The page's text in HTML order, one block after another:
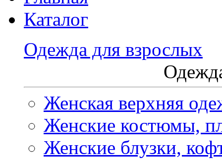
Каталог
Одежда для взрослых
Женская верхняя
Женские костюмы,
Женские блузки,